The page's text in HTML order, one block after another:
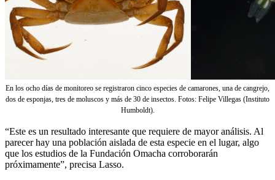
En los ocho días de monitoreo se registraron cinco especies de camarones, una de cangrejo,
dos de esponjas, tres de moluscos y más de 30 de insectos. Fotos: Felipe Villegas (Instituto
Humboldt).
“Este es un resultado interesante que requiere de mayor análisis. Al
parecer hay una población aislada de esta especie en el lugar, algo
que los estudios de la Fundación Omacha corroborarán
próximamente”, precisa Lasso.